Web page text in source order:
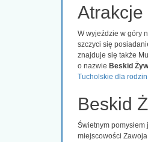
W wyjeździe w góry
szczyci się
znajduje się także
o nazwie Beskid
Tucholskie dla
Beskid
Świetnym
miejscowości